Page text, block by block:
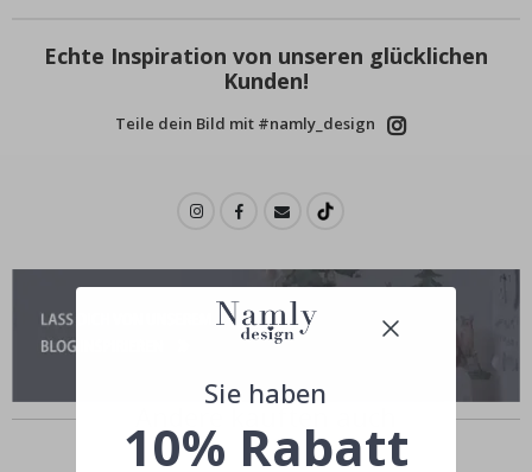
Echte Inspiration von unseren glücklichen
Kunden!
Teile dein Bild mit #namly_design
Sie haben
10% Rabatt